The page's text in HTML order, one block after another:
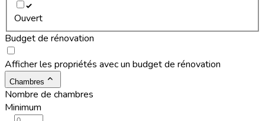
Ouvert
Budget de rénovation
Afficher les propriétés avec un budget de rénovation
Chambres
Nombre de chambres
Minimum